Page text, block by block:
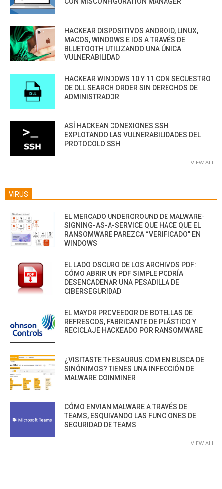
CON MISCONFIGURATION MANAGER
HACKEAR DISPOSITIVOS ANDROID, LINUX,
MACOS, WINDOWS E IOS A TRAVÉS DE
BLUETOOTH UTILIZANDO UNA ÚNICA
VULNERABILIDAD
HACKEAR WINDOWS 10 Y 11 CON SECUESTRO
DE DLL SEARCH ORDER SIN DERECHOS DE
ADMINISTRADOR
ASÍ HACKEAN CONEXIONES SSH
EXPLOTANDO LAS VULNERABILIDADES DEL
PROTOCOLO SSH
VIEW ALL
VIRUS
EL MERCADO UNDERGROUND DE MALWARE-
SIGNING-AS-A-SERVICE QUE HACE QUE EL
RANSOMWARE PAREZCA “VERIFICADO” EN
WINDOWS
EL LADO OSCURO DE LOS ARCHIVOS PDF:
CÓMO ABRIR UN PDF SIMPLE PODRÍA
DESENCADENAR UNA PESADILLA DE
CIBERSEGURIDAD
EL MAYOR PROVEEDOR DE BOTELLAS DE
REFRESCOS, FABRICANTE DE PLÁSTICO Y
RECICLAJE HACKEADO POR RANSOMWARE
¿VISITASTE THESAURUS.COM EN BUSCA DE
SINÓNIMOS? TIENES UNA INFECCIÓN DE
MALWARE COINMINER
CÓMO ENVIAN MALWARE A TRAVÉS DE
TEAMS, ESQUIVANDO LAS FUNCIONES DE
SEGURIDAD DE TEAMS
VIEW ALL